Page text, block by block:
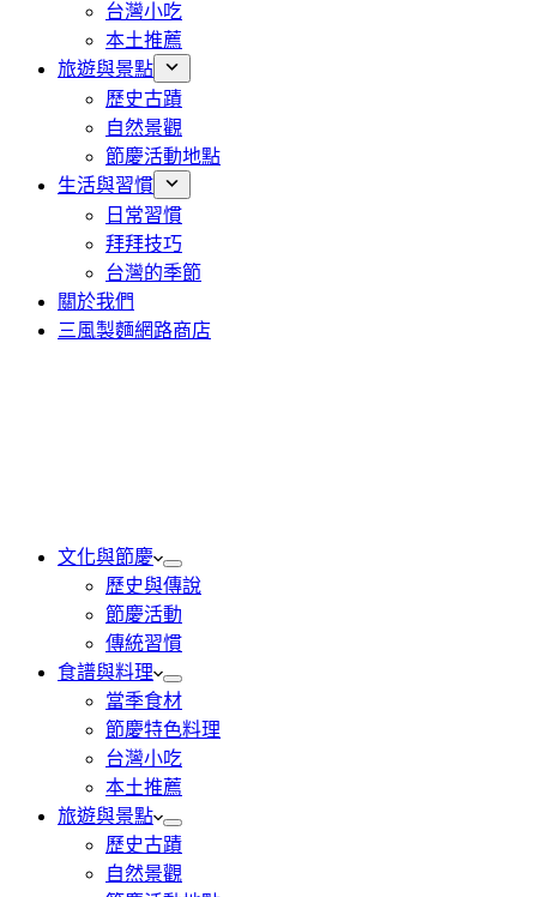
台灣小吃
本土推薦
旅遊與景點
歷史古蹟
自然景觀
節慶活動地點
生活與習慣
日常習慣
拜拜技巧
台灣的季節
關於我們
三風製麵網路商店
文化與節慶
歷史與傳說
節慶活動
傳統習慣
食譜與料理
當季食材
節慶特色料理
台灣小吃
本土推薦
旅遊與景點
歷史古蹟
自然景觀